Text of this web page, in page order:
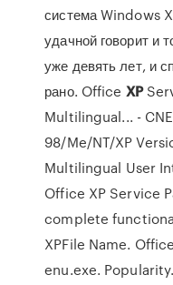
система Windows
удачной говорит и
уже девять лет, и
рано. Office XP
Multilingual... -
98/Me/NT/XP
Multilingual User
Office XP Service
complete
XPFile Name.
enu.exe.